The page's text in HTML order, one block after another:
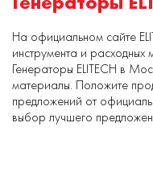
На официальном сайте
инструмента и расходных
Генераторы ELITECH в
материалы. Положите
предложений от
выбор лучшего